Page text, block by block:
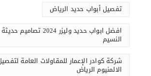
تفصيل أبواب حديد الرياض
افضل ابواب حديد وليزر
النسيم
شركة كوادر الإعمار للمقاولات العامة
الالمنيوم الرياض